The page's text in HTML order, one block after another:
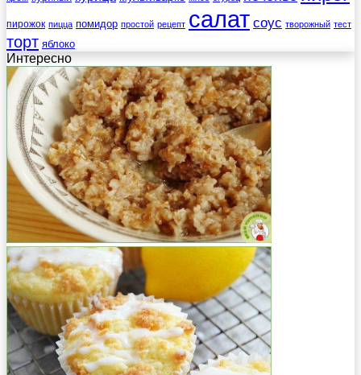
пирожок пицца помидор простой рецепт салат соус творожный тест
торт яблоко
Интересно